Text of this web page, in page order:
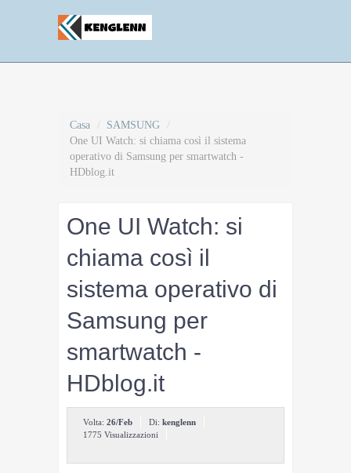
Casa / SAMSUNG /
One UI Watch: si chiama così il sistema
operativo di Samsung per smartwatch -
HDblog.it
One UI Watch: si
chiama così il
sistema operativo di
Samsung per
smartwatch -
HDblog.it
Volta: 26/Feb Di: kenglenn
1775 Visualizzazioni